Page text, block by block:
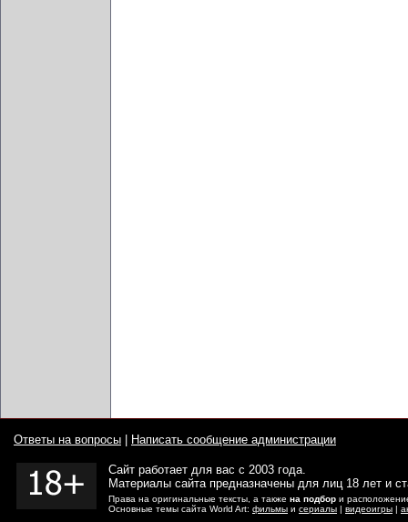
Ответы на вопросы Написать сообщение администрации
Сайт работает для вас с 2003 года.
Материалы сайта предназначены для лиц 18 лет и
Права на оригинальные тексты, а также на подбор и
Основные темы сайта World Art: фильмы и сериалы | видеоигры |